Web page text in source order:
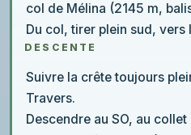
col de Mélina (2145 m,
Du col, tirer plein sud,
DESCENTE
Suivre la crête toujours
Travers.
Descendre au SO, au